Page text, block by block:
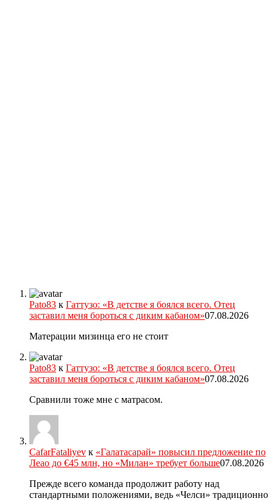
Pato83 к Гаттузо: «В детстве я боялся всего. Отец
заставил меня бороться с диким кабаном»07.08.2026
Матерации мизинца его не стоит
Pato83 к Гаттузо: «В детстве я боялся всего. Отец
заставил меня бороться с диким кабаном»07.08.2026
Сравнили тоже мне с матрасом.
CafarFataliyev к «Галатасарай» повысил предложение по
Леао до €45 млн, но «Милан» требует больше07.08.2026
Прежде всего команда продолжит работу над
стандартными положениями, ведь «Челси» традиционно